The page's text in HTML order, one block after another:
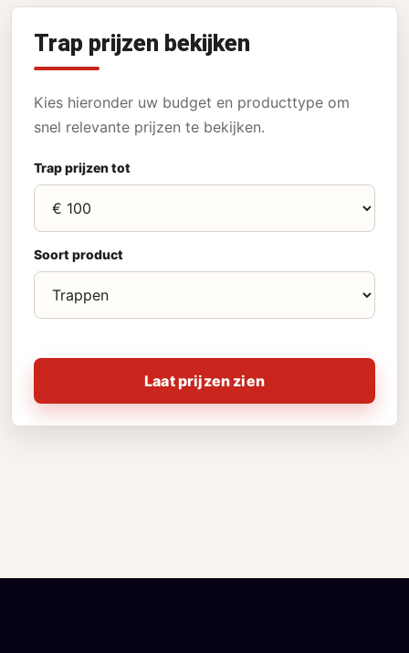
Trap prijzen bekijken
Kies hieronder uw budget en producttype om
snel relevante prijzen te bekijken.
Trap prijzen tot
Soort product